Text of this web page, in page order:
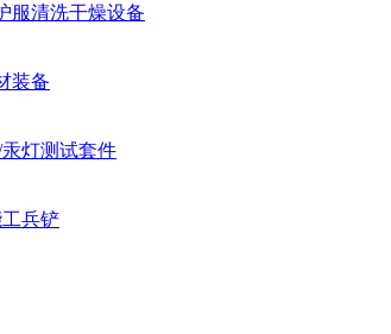
服清洗干燥设备
装备
灯测试套件
兵铲